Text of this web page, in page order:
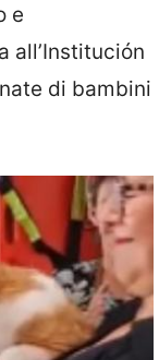
e
all’Institución
di bambini